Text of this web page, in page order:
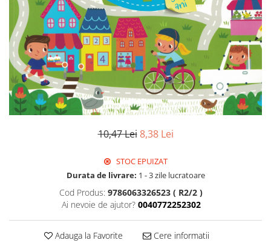
10,47 Lei 8,38 Lei
STOC EPUIZAT
Durata de livrare: 1 - 3 zile lucratoare
Cod Produs: 9786063326523 ( R2/2 )
Ai nevoie de ajutor? 0040772252302
Adauga la Favorite Cere informatii